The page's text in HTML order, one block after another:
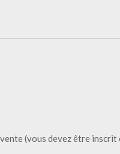
(vous devez être